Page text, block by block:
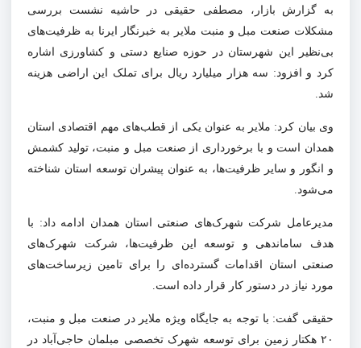
به گزارش بازار، مصطفی حقیقی در حاشیه نشست بررسی
مشکلات صنعت مبل و منبت ملایر به خبرنگار ایرنا به ظرفیت‌های
بی‌نظیر این شهرستان در حوزه صنایع دستی و کشاورزی اشاره
کرد و افزود: سه هزار میلیارد ریال برای تملک این اراضی هزینه
شد.
وی بیان کرد: ملایر به عنوان یکی از قطب‌های مهم اقتصادی استان
همدان است و با برخورداری از صنعت مبل و منبت، تولید کشمش
و انگور و سایر ظرفیت‌ها، به عنوان پیشران توسعه استان شناخته
می‌شود.
مدیرعامل شرکت شهرک‌های صنعتی استان همدان ادامه داد: با
هدف ساماندهی و توسعه این ظرفیت‌ها، شرکت شهرک‌های
صنعتی استان اقدامات گسترده‌ای را برای تامین زیرساخت‌های
مورد نیاز در دستور کار قرار داده است.
حقیقی گفت: با توجه به جایگاه ویژه ملایر در صنعت مبل و منبت،
۲۰ هکتار زمین برای توسعه شهرک تخصصی مبلمان حاجی‌آباد در